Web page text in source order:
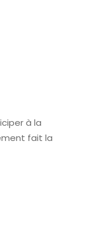
à la
fait la